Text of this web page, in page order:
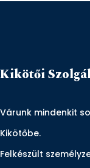
Kikötői
Várunk mindenkit
Kikötőbe.
Felkészült